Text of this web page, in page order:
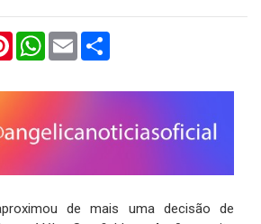
PinterestWhatsApp
Email
de mais uma decisão de